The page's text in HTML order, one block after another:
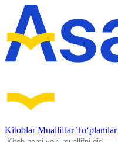
KitoblarMualliflarTo‘plamlar